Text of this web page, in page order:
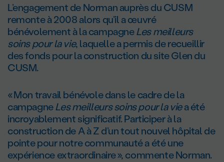
L’engagement de Norman auprès du CUSM
remonte à 2008 alors qu’il a œuvré
bénévolement à la campagneLes meilleurs
soins pour la vie, laquelle a permis de recueillir
des fonds pour la construction du site Glen du
CUSM.
« Mon travail bénévole dans le cadre de la
campagneLes meilleurs soins pour la viea été
incroyablement significatif. Participer à la
construction de A à Z d’un tout nouvel hôpital de
pointe pour notre communauté a été une
expérience extraordinaire », commente Norman.